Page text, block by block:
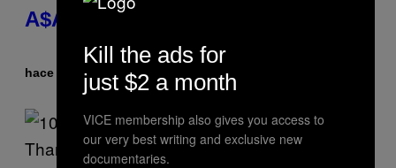
A$AP Rocky
hace 1 hora Por Caleb Catlin
Kill the ads for
just $2 a month
VICE membership also gives you access to
our very best writing and exclusive new
documentaries.